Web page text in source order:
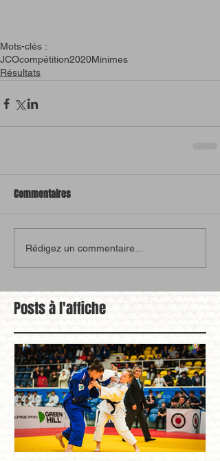
Mots-clés :
JCOcompétition2020Minimes
Résultats
Commentaires
Rédigez un commentaire...
Posts à l'affiche